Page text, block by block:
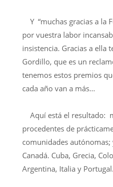
Y “muchas gracias a la
por vuestra labor
insistencia. Gracias a ella
Gordillo, que es un
tenemos estos premios
cada año van a más…
Aquí está el resultado:
procedentes de
comunidades
Canadá. Cuba, Grecia,
Argentina, Italia y Portugal.